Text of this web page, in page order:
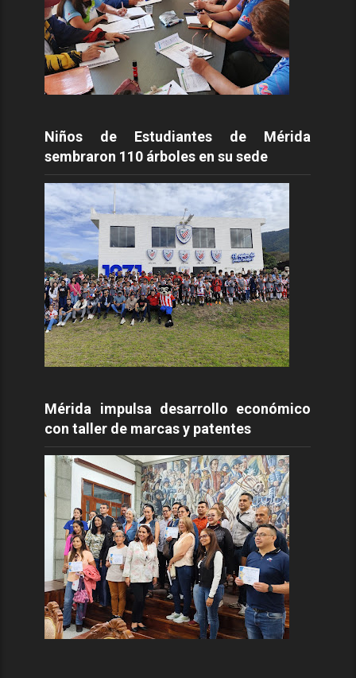
Niños de Estudiantes de Mérida
sembraron 110 árboles en su sede
Mérida impulsa desarrollo económico
con taller de marcas y patentes